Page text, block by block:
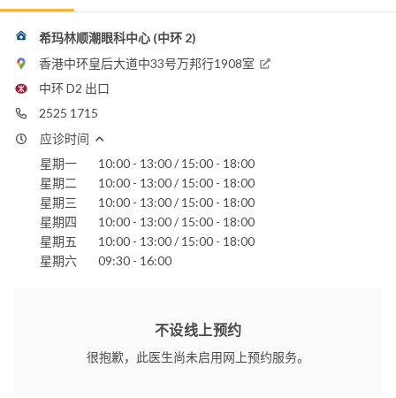
电话：
paulmkcheung@gmail.com
养和医院
圣保禄医院
希玛林顺潮眼科中心 (中环 2)
香港中环皇后大道中33号万邦行1908室
中环 D2 出口
2525 1715
应诊时间
星期一
10:00 - 13:00 / 15:00 - 18:00
星期二
10:00 - 13:00 / 15:00 - 18:00
星期三
10:00 - 13:00 / 15:00 - 18:00
星期四
10:00 - 13:00 / 15:00 - 18:00
星期五
10:00 - 13:00 / 15:00 - 18:00
星期六
09:30 - 16:00
不设线上预约
很抱歉，此医生尚未启用网上预约服务。